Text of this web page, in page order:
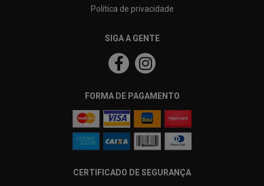
Política de privacidade
SIGA A GENTE
FORMA DE PAGAMENTO
CERTIFICADO DE SEGURANÇA